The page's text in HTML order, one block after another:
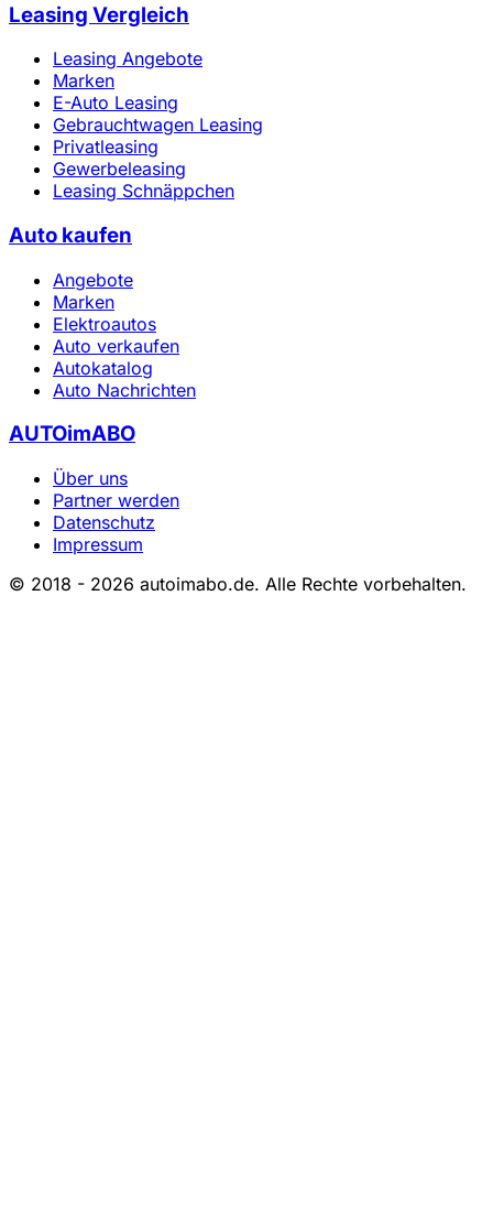
Leasing Vergleich
Leasing Angebote
Marken
E-Auto Leasing
Gebrauchtwagen Leasing
Privatleasing
Gewerbeleasing
Leasing Schnäppchen
Auto kaufen
Angebote
Marken
Elektroautos
Auto verkaufen
Autokatalog
Auto Nachrichten
AUTOimABO
Über uns
Partner werden
Datenschutz
Impressum
© 2018 - 2026 autoimabo.de. Alle Rechte vorbehalten.